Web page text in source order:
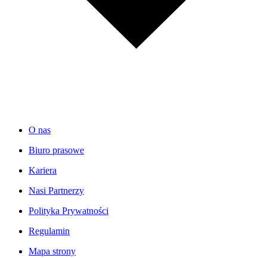
O nas
Biuro prasowe
Kariera
Nasi Partnerzy
Polityka Prywatności
Regulamin
Mapa strony